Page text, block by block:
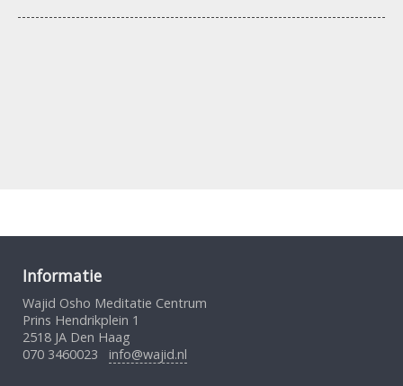
Informatie
Wajid Osho Meditatie Centrum
Prins Hendrikplein 1
2518 JA Den Haag
070 3460023 info@wajid.nl